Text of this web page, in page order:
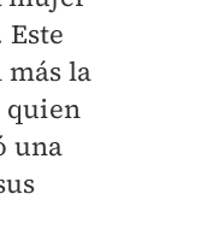
la
quien
una